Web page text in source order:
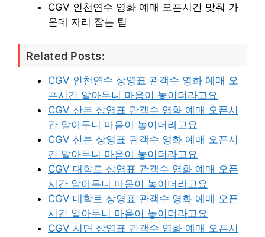
CGV 인천연수 영화 예매 오픈시간 맞춰 가
운데 자리 잡는 팁
Related Posts:
CGV 인천연수 상영표 관객수 영화 예매 오
픈시간 알아두니 마음이 놓이더라고요
CGV 산본 상영표 관객수 영화 예매 오픈시
간 알아두니 마음이 놓이더라고요
CGV 산본 상영표 관객수 영화 예매 오픈시
간 알아두니 마음이 놓이더라고요
CGV 대학로 상영표 관객수 영화 예매 오픈
시간 알아두니 마음이 놓이더라고요
CGV 대학로 상영표 관객수 영화 예매 오픈
시간 알아두니 마음이 놓이더라고요
CGV 서면 상영표 관객수 영화 예매 오픈시